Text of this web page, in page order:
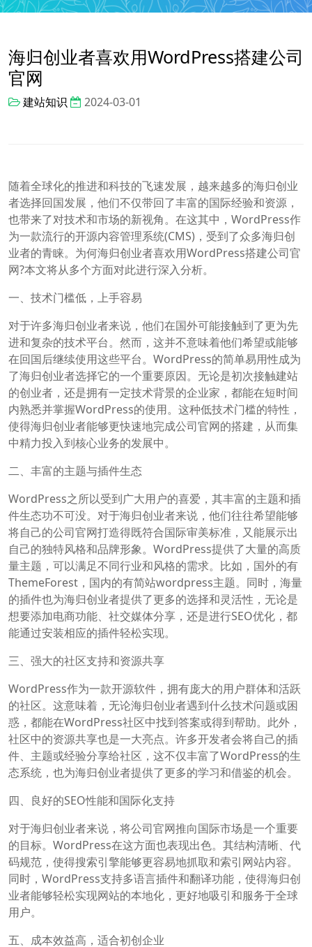
海归创业者喜欢用WordPress搭建公司
官网
建站知识 2024-03-01
随着全球化的推进和科技的飞速发展，越来越多的海归创业
者选择回国发展，他们不仅带回了丰富的国际经验和资源，
也带来了对技术和市场的新视角。在这其中，WordPress作
为一款流行的开源内容管理系统(CMS)，受到了众多海归创
业者的青睐。为何海归创业者喜欢用WordPress搭建公司官
网?本文将从多个方面对此进行深入分析。
一、技术门槛低，上手容易
对于许多海归创业者来说，他们在国外可能接触到了更为先
进和复杂的技术平台。然而，这并不意味着他们希望或能够
在回国后继续使用这些平台。WordPress的简单易用性成为
了海归创业者选择它的一个重要原因。无论是初次接触建站
的创业者，还是拥有一定技术背景的企业家，都能在短时间
内熟悉并掌握WordPress的使用。这种低技术门槛的特性，
使得海归创业者能够更快速地完成公司官网的搭建，从而集
中精力投入到核心业务的发展中。
二、丰富的主题与插件生态
WordPress之所以受到广大用户的喜爱，其丰富的主题和插
件生态功不可没。对于海归创业者来说，他们往往希望能够
将自己的公司官网打造得既符合国际审美标准，又能展示出
自己的独特风格和品牌形象。WordPress提供了大量的高质
量主题，可以满足不同行业和风格的需求。比如，国外的有
ThemeForest，国内的有简站wordpress主题。同时，海量
的插件也为海归创业者提供了更多的选择和灵活性，无论是
想要添加电商功能、社交媒体分享，还是进行SEO优化，都
能通过安装相应的插件轻松实现。
三、强大的社区支持和资源共享
WordPress作为一款开源软件，拥有庞大的用户群体和活跃
的社区。这意味着，无论海归创业者遇到什么技术问题或困
惑，都能在WordPress社区中找到答案或得到帮助。此外，
社区中的资源共享也是一大亮点。许多开发者会将自己的插
件、主题或经验分享给社区，这不仅丰富了WordPress的生
态系统，也为海归创业者提供了更多的学习和借鉴的机会。
四、良好的SEO性能和国际化支持
对于海归创业者来说，将公司官网推向国际市场是一个重要
的目标。WordPress在这方面也表现出色。其结构清晰、代
码规范，使得搜索引擎能够更容易地抓取和索引网站内容。
同时，WordPress支持多语言插件和翻译功能，使得海归创
业者能够轻松实现网站的本地化，更好地吸引和服务于全球
用户。
五、成本效益高，适合初创企业